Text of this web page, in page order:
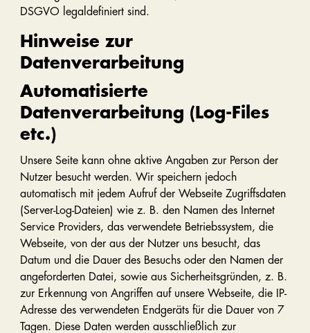
DSGVO legaldefiniert sind.
Hinweise zur
Datenverarbeitung
Automatisierte
Datenverarbeitung (Log-Files
etc.)
Unsere Seite kann ohne aktive Angaben zur Person der
Nutzer besucht werden. Wir speichern jedoch
automatisch mit jedem Aufruf der Webseite Zugriffsdaten
(Server-Log-Dateien) wie z. B. den Namen des Internet
Service Providers, das verwendete Betriebssystem, die
Webseite, von der aus der Nutzer uns besucht, das
Datum und die Dauer des Besuchs oder den Namen der
angeforderten Datei, sowie aus Sicherheitsgründen, z. B.
zur Erkennung von Angriffen auf unsere Webseite, die IP-
Adresse des verwendeten Endgeräts für die Dauer von 7
Tagen. Diese Daten werden ausschließlich zur